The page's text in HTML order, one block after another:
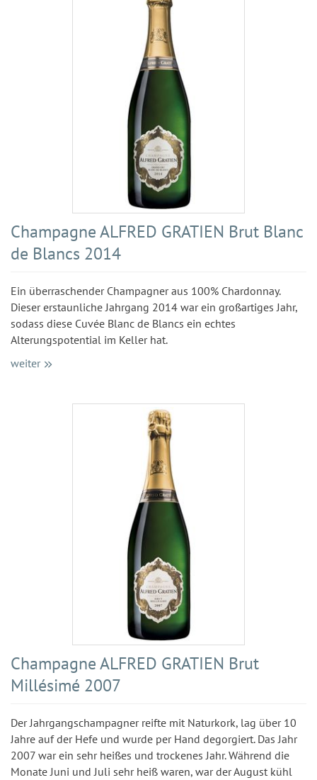
Champagne ALFRED GRATIEN Brut Blanc
de Blancs 2014
Ein überraschender Champagner aus 100% Chardonnay.
Dieser erstaunliche Jahrgang 2014 war ein großartiges Jahr,
sodass diese Cuvée Blanc de Blancs ein echtes
Alterungspotential im Keller hat.
weiter
Champagne ALFRED GRATIEN Brut
Millésimé 2007
Der Jahrgangschampagner reifte mit Naturkork, lag über 10
Jahre auf der Hefe und wurde per Hand degorgiert. Das Jahr
2007 war ein sehr heißes und trockenes Jahr. Während die
Monate Juni und Juli sehr heiß waren, war der August kühl